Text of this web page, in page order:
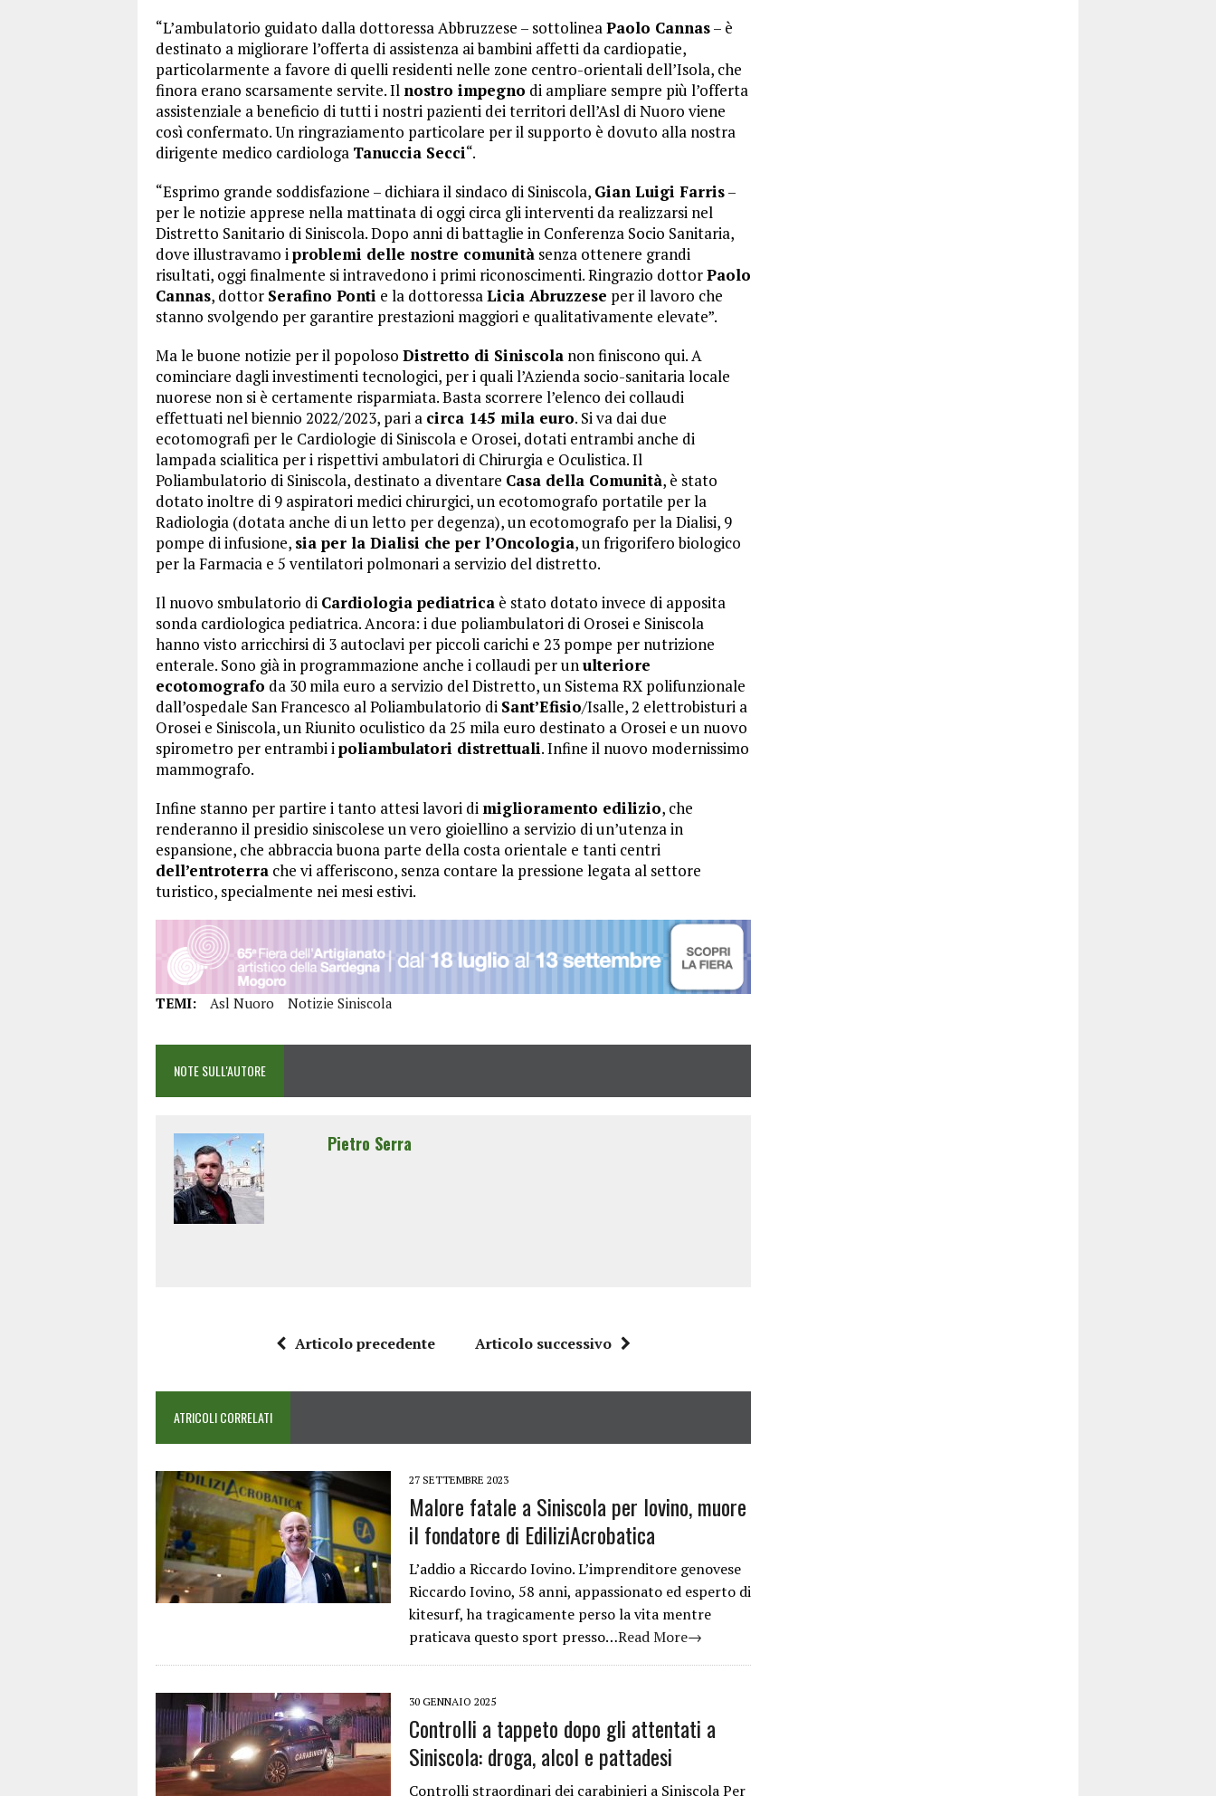
“L’ambulatorio guidato dalla dottoressa Abbruzzese – sottolineaPaolo Cannas– è
destinato a migliorare l’offerta di assistenza ai bambini affetti da cardiopatie,
particolarmente a favore di quelli residenti nelle zone centro-orientali dell’Isola, che
finora erano scarsamente servite. Il nostro impegno di ampliare sempre più l’offerta
assistenziale a beneficio di tutti i nostri pazienti dei territori dell’Asl di Nuoro viene
così confermato. Un ringraziamento particolare per il supporto è dovuto alla nostra
dirigente medico cardiologa Tanuccia Secci“.
“Esprimo grande soddisfazione – dichiara il sindaco di Siniscola, Gian Luigi Farris–
per le notizie apprese nella mattinata di oggi circa gli interventi da realizzarsi nel
Distretto Sanitario di Siniscola. Dopo anni di battaglie in Conferenza Socio Sanitaria,
dove illustravamo iproblemi delle nostre comunità senza ottenere grandi
risultati, oggi finalmente si intravedono i primi riconoscimenti. Ringrazio dottorPaolo
Cannas, dottor Serafino Ponti e la dottoressaLicia Abruzzese per il lavoro che
stanno svolgendo per garantire prestazioni maggiori e qualitativamente elevate”.
Ma le buone notizie per il popoloso Distretto di Siniscola non finiscono qui. A
cominciare dagli investimenti tecnologici, per i quali l’Azienda socio-sanitaria locale
nuorese non si è certamente risparmiata. Basta scorrere l’elenco dei collaudi
effettuati nel biennio 2022/2023, pari a circa 145 mila euro. Si va dai due
ecotomografi per le Cardiologie di Siniscola e Orosei, dotati entrambi anche di
lampada scialitica per i rispettivi ambulatori di Chirurgia e Oculistica. Il
Poliambulatorio di Siniscola, destinato a diventare Casa della Comunità, è stato
dotato inoltre di 9 aspiratori medici chirurgici, un ecotomografo portatile per la
Radiologia (dotata anche di un letto per degenza), un ecotomografo per la Dialisi, 9
pompe di infusione, sia per la Dialisi che per l’Oncologia, un frigorifero biologico
per la Farmacia e 5 ventilatori polmonari a servizio del distretto.
Il nuovo smbulatorio di Cardiologia pediatrica è stato dotato invece di apposita
sonda cardiologica pediatrica. Ancora: i due poliambulatori di Orosei e Siniscola
hanno visto arricchirsi di 3 autoclavi per piccoli carichi e 23 pompe per nutrizione
enterale. Sono già in programmazione anche i collaudi per unulteriore
ecotomografo da 30 mila euro a servizio del Distretto, un Sistema RX polifunzionale
dall’ospedale San Francesco al Poliambulatorio di Sant’Efisio/Isalle, 2 elettrobisturi a
Orosei e Siniscola, un Riunito oculistico da 25 mila euro destinato a Orosei e un nuovo
spirometro per entrambi ipoliambulatori distrettuali. Infine il nuovo modernissimo
mammografo.
Infine stanno per partire i tanto attesi lavori di miglioramento edilizio, che
renderanno il presidio siniscolese un vero gioiellino a servizio di un’utenza in
espansione, che abbraccia buona parte della costa orientale e tanti centri
dell’entroterra che vi afferiscono, senza contare la pressione legata al settore
turistico, specialmente nei mesi estivi.
TEMI: Asl Nuoro Notizie Siniscola
NOTE SULL'AUTORE
Pietro Serra
Articolo precedente Articolo successivo
ATRICOLI CORRELATI
27 SETTEMBRE 2023
Malore fatale a Siniscola per Iovino, muore
il fondatore di EdiliziAcrobatica
L’addio a Riccardo Iovino. L’imprenditore genovese
Riccardo Iovino, 58 anni, appassionato ed esperto di
kitesurf, ha tragicamente perso la vita mentre
praticava questo sport presso…Read More→
30 GENNAIO 2025
Controlli a tappeto dopo gli attentati a
Siniscola: droga, alcol e pattadesi
Controlli straordinari dei carabinieri a Siniscola Per